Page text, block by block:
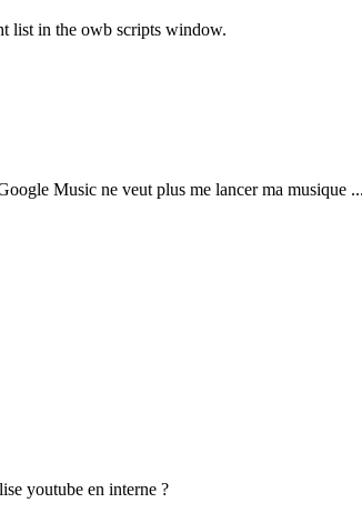
list in the owb scripts window.
Music ne veut plus me lancer ma
youtube en interne ?